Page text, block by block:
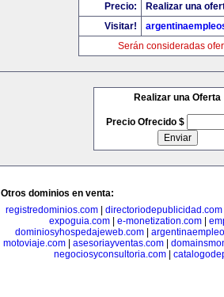
Precio:
Realizar una
Visitar!
Serán consideradas
Realizar una Oferta
Precio Ofrecido $
Otros dominios en venta:
registredominios.com| directoriodepublicidad.com
expoguia.com| e-monetization.com|
dominiosyhospedajeweb.com
motoviaje.com
asesoriayventas.com
negociosyconsultoria.com|